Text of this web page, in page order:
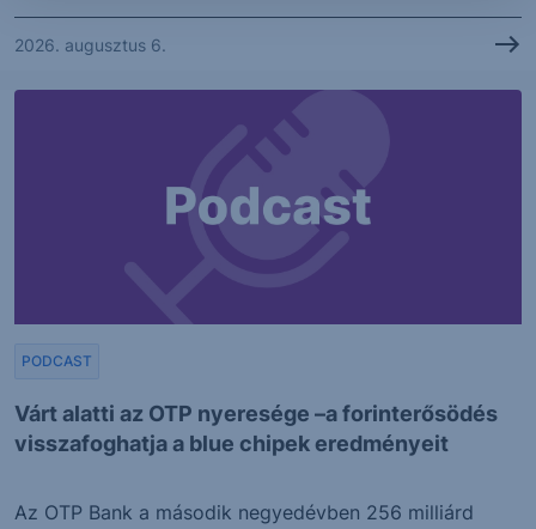
2026. augusztus 6.
Várt alatti az OTP nyeresége –a forinterősödés
visszafoghatja a blue chipek eredményeit
PODCAST
Az OTP Bank a második negyedévben 256 milliárd